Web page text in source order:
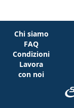
Chi siamo
FAQ
Condizioni
Lavora
con noi